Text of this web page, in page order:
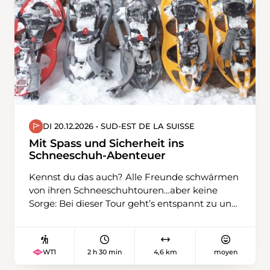
Naturfreundehaus Schauenburg.
DI 20.12.2026 • SUD-EST DE LA SUISSE
Mit Spass und Sicherheit ins
Schneeschuh-Abenteuer
Kennst du das auch? Alle Freunde schwärmen
von ihren Schneeschuhtouren…aber keine
Sorge: Bei dieser Tour geht’s entspannt zu und
ausprobieren wollen. Wir lernen Schritt für
Schritt, uns sicher im Schnee zu bewegen –
WT1 2 h 30 min 4,6 km moyen